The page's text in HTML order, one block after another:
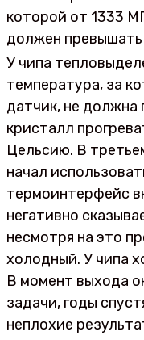
которой от 1333
должен превышать
У чипа
температура, за
датчик, не должна
кристалл
Цельсию. В
начал
термоинтерфейс
негативно
несмотря на это
холодный. У чипа
В момент выхода
задачи, годы
неплохие